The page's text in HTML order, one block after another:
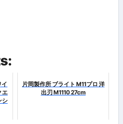
エ
シ
片岡製作所 ブライト M11プロ 洋
出刃 M1110 27cm